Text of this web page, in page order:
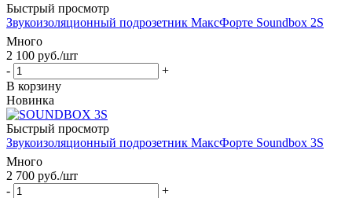
Быстрый просмотр
Звукоизоляционный подрозетник МаксФорте Soundbox 2S
Много
2 100 руб./шт
-
+
В корзину
Новинка
Быстрый просмотр
Звукоизоляционный подрозетник МаксФорте Soundbox 3S
Много
2 700 руб./шт
-
+